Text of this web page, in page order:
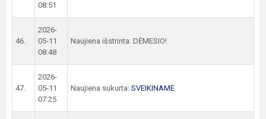
08:51
46.
2026-
05-11
08:48
Naujiena išstrinta: DĖMESIO!
47.
2026-
05-11
07:25
Naujiena sukurta: SVEIKINAME